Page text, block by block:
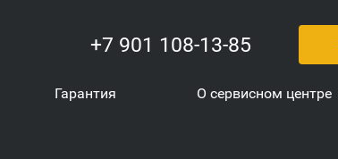
+7 901 108-13-85
Гарантия О сервисном центре